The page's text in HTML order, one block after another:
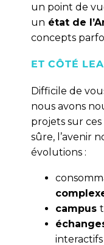
un point de
un état de
concepts
ET CÔTÉ
Difficile de
nous avons
projets sur ces
sûre, l’avenir
évolutions :
campus